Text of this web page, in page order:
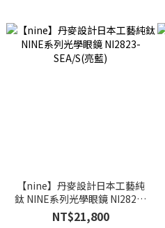
【nine】丹麥設計日本工藝純
鈦 NINE系列光學眼鏡 NI2823-
SEA/S(亮藍)
NT$21,800